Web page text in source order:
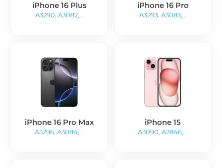
iPhone 16 Plus
A3290, A3082,...
iPhone 16 Pro
A3293, A3083,...
iPhone 16 Pro Max
A3296, A3084,...
iPhone 15
A3090, A2846,...